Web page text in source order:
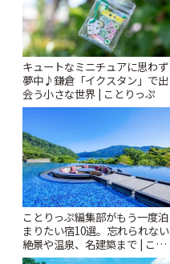
キュートなミニチュアに思わず
夢中♪鎌倉「イクスタン」で出
会う小さな世界 | ことりっぷ
ことりっぷ編集部がもう一度泊
まりたい宿10選。忘れられない
絶景や温泉、名建築まで | こと
りっぷ